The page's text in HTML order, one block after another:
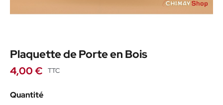
Plaquette de Porte en Bois
4,00 € TTC
Quantité